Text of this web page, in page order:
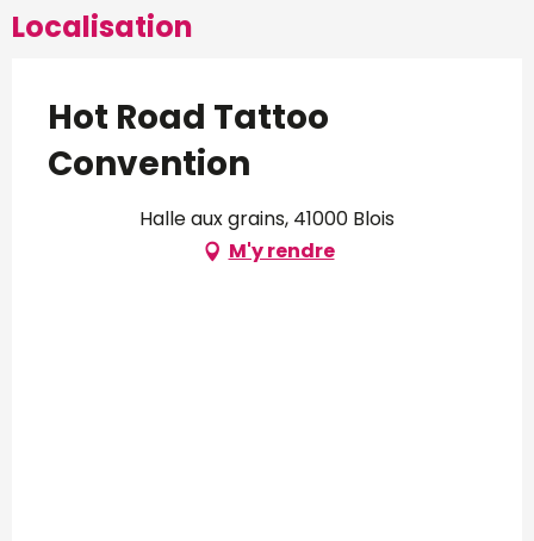
Localisation
Hot Road Tattoo
Convention
Halle aux grains, 41000 Blois
M'y rendre